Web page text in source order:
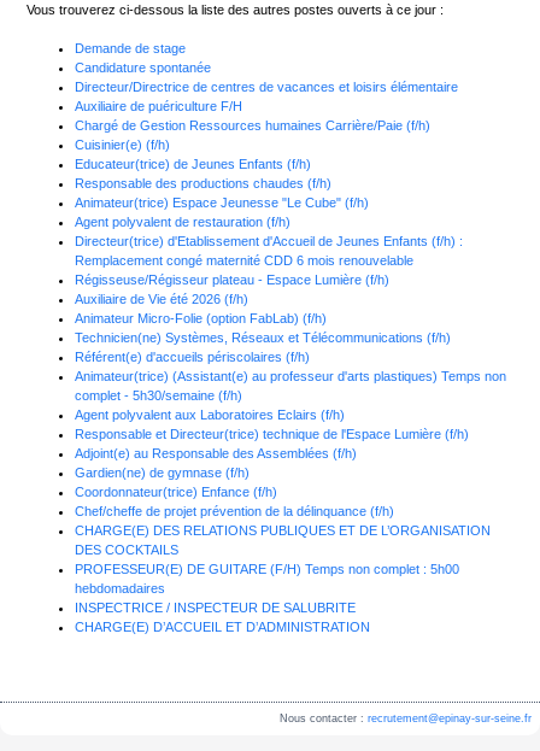
Vous trouverez ci-dessous la liste des autres postes ouverts à ce jour :
Demande de stage
Candidature spontanée
Directeur/Directrice de centres de vacances et loisirs élémentaire
Auxiliaire de puériculture F/H
Chargé de Gestion Ressources humaines Carrière/Paie (f/h)
Cuisinier(e) (f/h)
Educateur(trice) de Jeunes Enfants (f/h)
Responsable des productions chaudes (f/h)
Animateur(trice) Espace Jeunesse "Le Cube" (f/h)
Agent polyvalent de restauration (f/h)
Directeur(trice) d'Etablissement d'Accueil de Jeunes Enfants (f/h) :
Remplacement congé maternité CDD 6 mois renouvelable
Régisseuse/Régisseur plateau - Espace Lumière (f/h)
Auxiliaire de Vie été 2026 (f/h)
Animateur Micro-Folie (option FabLab) (f/h)
Technicien(ne) Systèmes, Réseaux et Télécommunications (f/h)
Référent(e) d'accueils périscolaires (f/h)
Animateur(trice) (Assistant(e) au professeur d'arts plastiques) Temps non
complet - 5h30/semaine (f/h)
Agent polyvalent aux Laboratoires Eclairs (f/h)
Responsable et Directeur(trice) technique de l'Espace Lumière (f/h)
Adjoint(e) au Responsable des Assemblées (f/h)
Gardien(ne) de gymnase (f/h)
Coordonnateur(trice) Enfance (f/h)
Chef/cheffe de projet prévention de la délinquance (f/h)
CHARGE(E) DES RELATIONS PUBLIQUES ET DE L’ORGANISATION
DES COCKTAILS
PROFESSEUR(E) DE GUITARE (F/H) Temps non complet : 5h00
hebdomadaires
INSPECTRICE / INSPECTEUR DE SALUBRITE
CHARGE(E) D’ACCUEIL ET D’ADMINISTRATION
Nous contacter :recrutement@epinay-sur-seine.fr